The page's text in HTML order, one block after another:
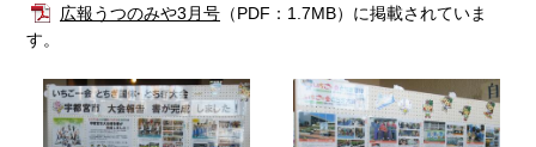
広報うつのみや3月号 （PDF：1.7MB）に掲載されていま
す。